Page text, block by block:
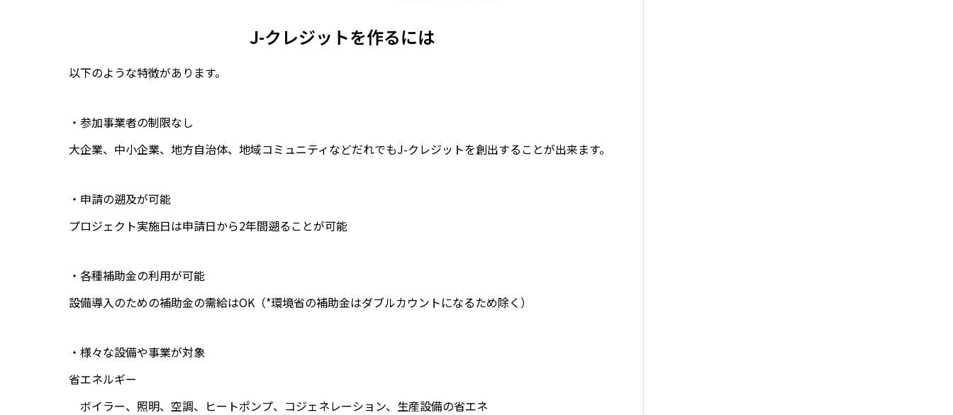
J-クレジットを作るには
以下のような特徴があります。
・参加事業者の制限なし
大企業、中小企業、地方自治体、地域コミュニティなどだれでもJ-クレジットを創出することが出来ます。
・申請の遡及が可能
プロジェクト実施日は申請日から2年間遡ることが可能
・各種補助金の利用が可能
設備導入のための補助金の需給はOK（*環境省の補助金はダブルカウントになるため除く）
・様々な設備や事業が対象
省エネルギー
ボイラー、照明、空調、ヒートポンプ、コジェネレーション、生産設備の省エネ